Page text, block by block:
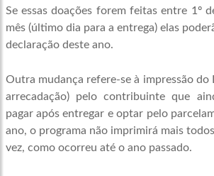
Se essas doações forem feitas entre 1º
mês (último dia para a entrega) elas
declaração deste ano.
Outra mudança refere-se à impressão
arrecadação) pelo contribuinte que
pagar após entregar e optar pelo
ano, o programa não imprimirá mais
vez, como ocorreu até o ano passado.